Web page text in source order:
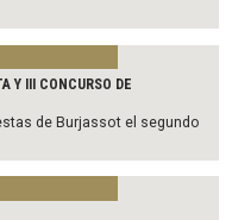
Y III CONCURSO DE
de Burjassot el segundo